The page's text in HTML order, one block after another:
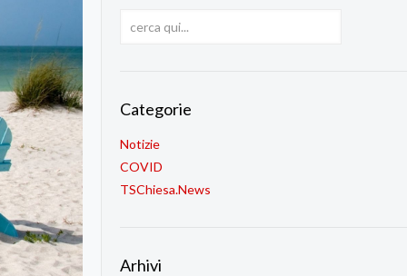
Categorie
Notizie
COVID
TSChiesa.News
Arhivi